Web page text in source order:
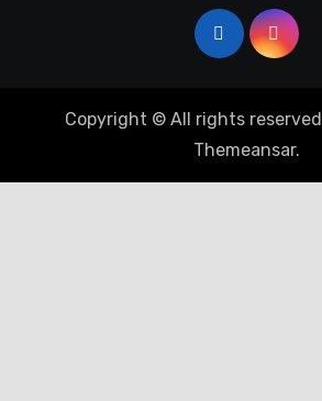
Copyright © All rights reserved
Themeansar.